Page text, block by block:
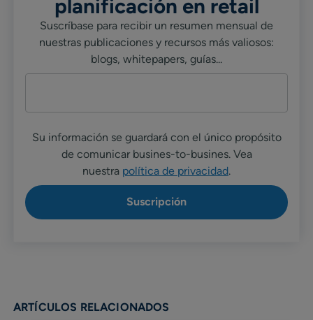
planificación en retail
Suscríbase para recibir un resumen mensual de
nuestras publicaciones y recursos más valiosos:
blogs, whitepapers, guías...
Su información se guardará con el único propósito
de comunicar busines-to-busines. Vea
nuestra política de privacidad.
ARTÍCULOS RELACIONADOS